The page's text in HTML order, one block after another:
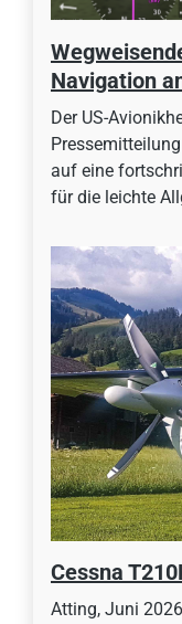
Navigation
Der US-
auf eine
für die leichte
Cessna
Atting, Juni